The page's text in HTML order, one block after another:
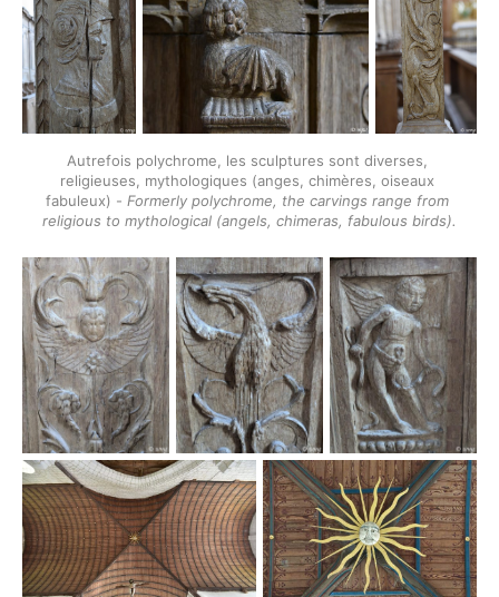
Autrefois polychrome, les sculptures sont diverses,
religieuses, mythologiques (anges, chimères, oiseaux
fabuleux) - Formerly polychrome, the carvings range from
religious to mythological (angels, chimeras, fabulous birds).